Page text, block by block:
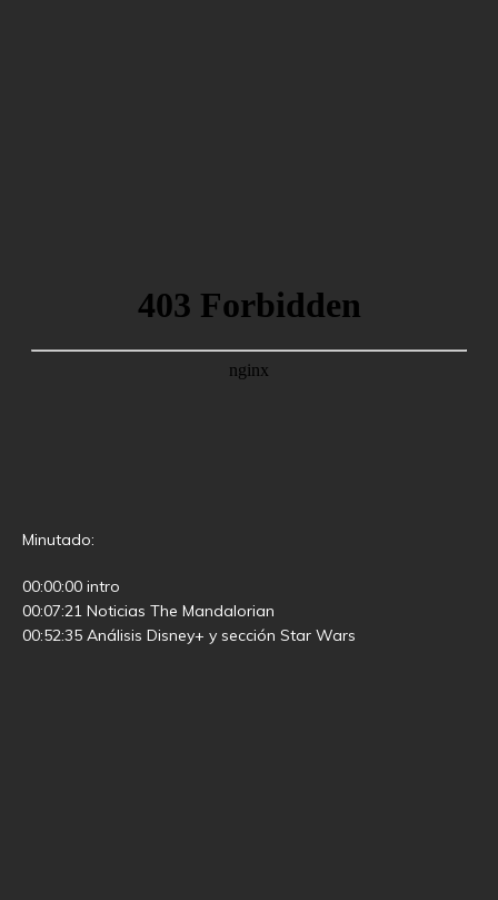
Minutado:
00:00:00 intro
00:07:21 Noticias The Mandalorian
00:52:35 Análisis Disney+ y sección Star Wars